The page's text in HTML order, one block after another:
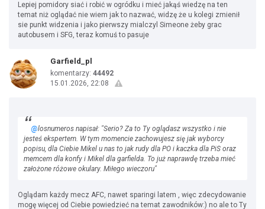
Lepiej pomidory siać i robić w ogródku i mieć jakąś wiedzę na ten
temat niż oglądać nie wiem jak to nazwać, widzę że u kolegi zmienił
sie punkt widzenia i jako pierwszy mialczyl Simeone żeby grac
autobusem i SFG, teraz komuś to pasuje
Garfield_pl
komentarzy: 44492
15.01.2026, 22:08
@losnumeros napisał: "Serio? Za to Ty oglądasz wszystko i nie
jesteś ekspertem. W tym momencie zachowujesz się jak wyborcy
popisu, dla Ciebie Mikel u nas to jak rudy dla PO i kaczka dla PiS oraz
memcem dla konfy i Mikel dla garfielda. To już naprawdę trzeba mieć
założone różowe okulary. Miłego wieczoru"
Oglądam każdy mecz AFC, nawet sparingi latem , więc zdecydowanie
mogę więcej od Ciebie powiedzieć na temat zawodników:) no ale to Ty